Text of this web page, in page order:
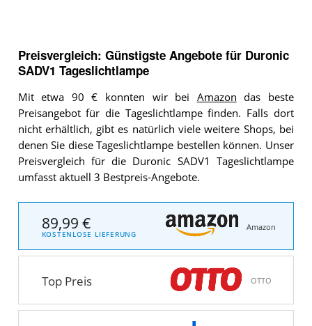
Preisvergleich: Günstigste Angebote für Duronic
SADV1 Tageslichtlampe
Mit etwa 90 € konnten wir bei Amazon das beste
Preisangebot für die Tageslichtlampe finden. Falls dort
nicht erhältlich, gibt es natürlich viele weitere Shops, bei
denen Sie diese Tageslichtlampe bestellen können. Unser
Preisvergleich für die Duronic SADV1 Tageslichtlampe
umfasst aktuell 3 Bestpreis-Angebote.
89,99 €
KOSTENLOSE LIEFERUNG
Amazon
Top Preis OTTO